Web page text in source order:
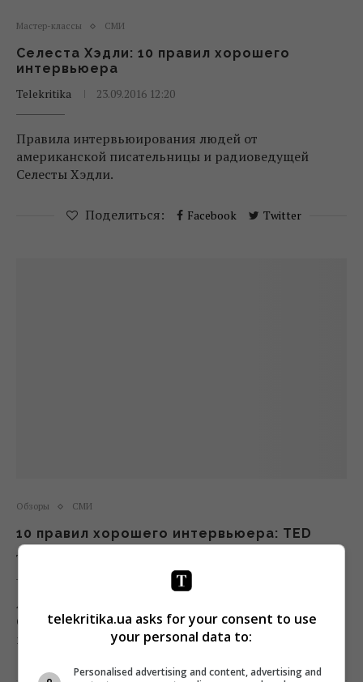
Мастер-классы СМИ
Селеста Хэдли: 10 правил хорошего
интервьюера
Telekritika
23.09.2016 12:20
Правила интервьюирования людей от
американской писательницы и радиоведущей
Селесты Хэдли.
Поделиться: Facebook Twitter
Обзоры СМИ
10 правил хорошего интервьюера: TED
Telekritika
Американская писательница и радиоведущая
Селеста Хэдли рассказала на лекции TED о правилах
интервьюирования людей.
telekritika.ua asks for your consent to use
your personal data to:
Personalised advertising and content, advertising and